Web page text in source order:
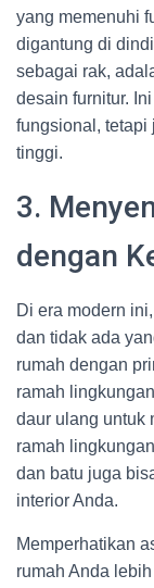
yang memenuhi
digantung di
sebagai rak,
desain furnitur.
fungsional, tetapi
tinggi.
3.
dengan
Di era modern
dan tidak ada
rumah dengan
ramah
daur ulang untuk
ramah
dan batu juga
interior Anda.
Memperhatikan
rumah Anda